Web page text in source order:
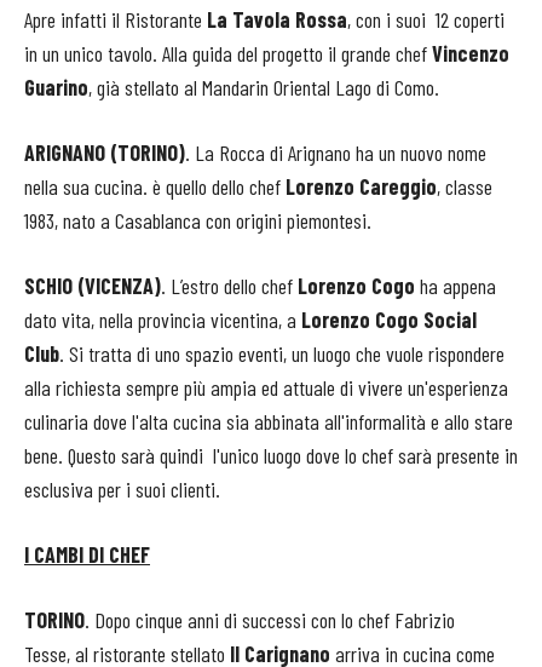
Apre infatti il Ristorante La Tavola Rossa, con i suoi 12 coperti
in un unico tavolo. Alla guida del progetto il grande chefVincenzo
Guarino, già stellato al Mandarin Oriental Lago di Como.
ARIGNANO (TORINO). La Rocca di Arignano ha un nuovo nome
nella sua cucina. è quello dello chef Lorenzo Careggio, classe
1983, nato a Casablanca con origini piemontesi.
SCHIO (VICENZA). L’estro dello chef Lorenzo Cogo ha appena
dato vita, nella provincia vicentina, a Lorenzo Cogo Social
Club. Si tratta di uno spazio eventi, un luogo che vuole rispondere
alla richiesta sempre più ampia ed attuale di vivere un'esperienza
culinaria dove l'alta cucina sia abbinata all'informalità e allo stare
bene. Questo sarà quindi l'unico luogo dove lo chef sarà presente in
esclusiva per i suoi clienti.
I CAMBI DI CHEF
TORINO. Dopo cinque anni di successi con lo chef Fabrizio
Tesse, al ristorante stellato Il Carignano arriva in cucina come